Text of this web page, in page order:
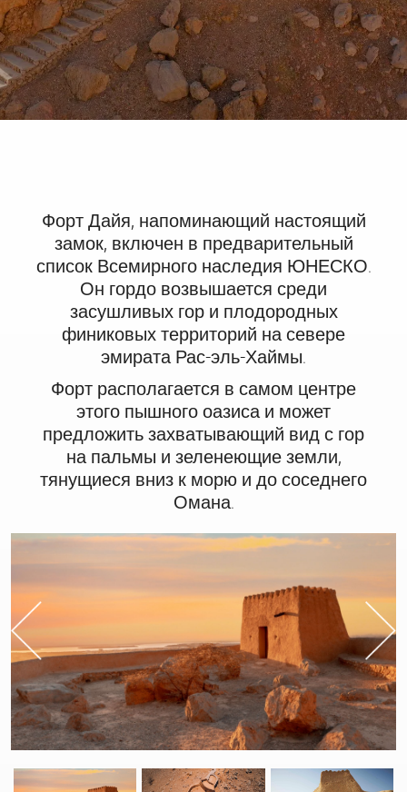
Форт Дайя, напоминающий настоящий
замок, включен в предварительный
список Всемирного наследия ЮНЕСКО.
Он гордо возвышается среди
засушливых гор и плодородных
финиковых территорий на севере
эмирата Рас-эль-Хаймы.
Форт располагается в самом центре
этого пышного оазиса и может
предложить захватывающий вид с гор
на пальмы и зеленеющие земли,
тянущиеся вниз к морю и до соседнего
Омана.
Previous